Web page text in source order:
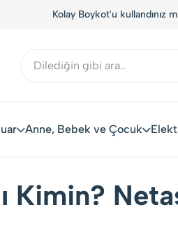
kullandınız mı?. Hemen dene!
Anne, Bebek ve Çocuk
Kimin?